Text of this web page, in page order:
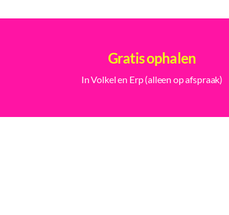
Gratis ophalen
In Volkel en Erp (alleen op afspraak)